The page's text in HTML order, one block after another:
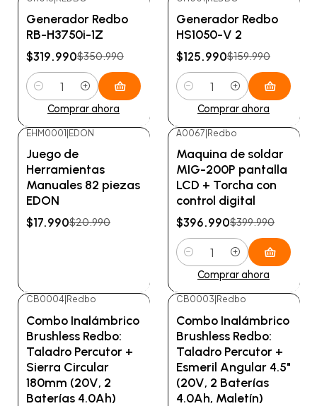
Generador Redbo
RB-H3750i-1Z
$319.990$350.990
Cantidad
Comprar ahora
Generador Redbo
HS1050-V 2
$125.990$159.990
Cantidad
Comprar ahora
No disponible
EHM0001 EDON
Juego de
Herramientas
Manuales 82 piezas
EDON
$17.990$20.990
A0067 Redbo
Maquina de soldar
MIG-200P pantalla
LCD + Torcha con
control digital
$396.990$399.990
Cantidad
Comprar ahora
CB0004 Redbo
Combo Inalámbrico
Brushless Redbo:
Taladro Percutor +
Sierra Circular
180mm (20V, 2
Baterías 4.0Ah)
CB0003 Redbo
Combo Inalámbrico
Brushless Redbo:
Taladro Percutor +
Esmeril Angular 4.5"
(20V, 2 Baterías
4.0Ah, Maletín)